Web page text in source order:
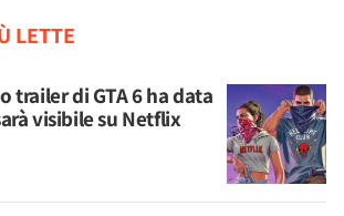
LETTE
trailer di GTA 6 ha data
visibile su Netflix